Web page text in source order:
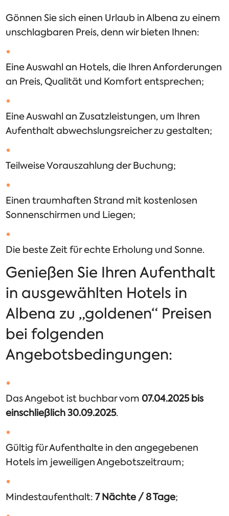
Gönnen Sie sich einen Urlaub in Albena zu einem
unschlagbaren Preis, denn wir bieten Ihnen:
Eine Auswahl an Hotels, die Ihren Anforderungen
an Preis, Qualität und Komfort entsprechen;
Eine Auswahl an Zusatzleistungen, um Ihren
Aufenthalt abwechslungsreicher zu gestalten;
Teilweise Vorauszahlung der Buchung;
Einen traumhaften Strand mit kostenlosen
Sonnenschirmen und Liegen;
Die beste Zeit für echte Erholung und Sonne.
Genießen Sie Ihren Aufenthalt
in ausgewählten Hotels in
Albena zu „goldenen“ Preisen
bei folgenden
Angebotsbedingungen:
Das Angebot ist buchbar vom 07.04.2025 bis
einschließlich 30.09.2025.
Gültig für Aufenthalte in den angegebenen
Hotels im jeweiligen Angebotszeitraum;
Mindestaufenthalt:7 Nächte / 8 Tage;